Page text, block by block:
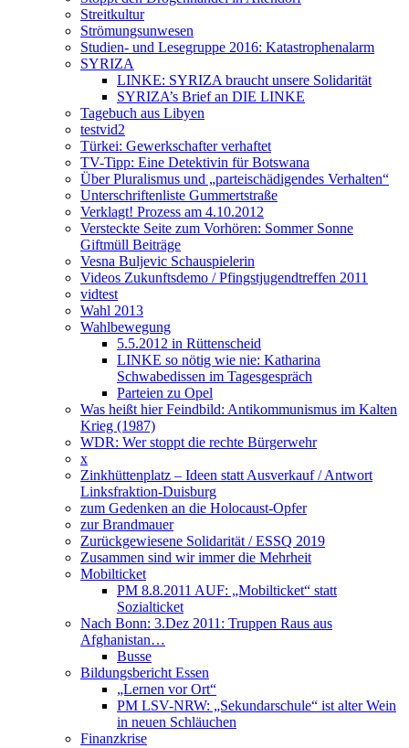
Streitkultur
Strömungsunwesen
Studien- und Lesegruppe 2016: Katastrophenalarm
SYRIZA
LINKE: SYRIZA braucht unsere Solidarität
SYRIZA’s Brief an DIE LINKE
Tagebuch aus Libyen
testvid2
Türkei: Gewerkschafter verhaftet
TV-Tipp: Eine Detektivin für Botswana
Über Pluralismus und „parteischädigendes Verhalten“
Unterschriftenliste Gummertstraße
Verklagt! Prozess am 4.10.2012
Versteckte Seite zum Vorhören: Sommer Sonne
Giftmüll Beiträge
Vesna Buljevic Schauspielerin
Videos Zukunftsdemo / Pfingstjugendtreffen 2011
vidtest
Wahl 2013
Wahlbewegung
5.5.2012 in Rüttenscheid
LINKE so nötig wie nie: Katharina
Schwabedissen im Tagesgespräch
Parteien zu Opel
Was heißt hier Feindbild: Antikommunismus im Kalten
Krieg (1987)
WDR: Wer stoppt die rechte Bürgerwehr
x
Zinkhüttenplatz – Ideen statt Ausverkauf / Antwort
Linksfraktion-Duisburg
zum Gedenken an die Holocaust-Opfer
zur Brandmauer
Zurückgewiesene Solidarität / ESSQ 2019
Zusammen sind wir immer die Mehrheit
Mobilticket
PM 8.8.2011 AUF: „Mobilticket“ statt
Sozialticket
Nach Bonn: 3.Dez 2011: Truppen Raus aus
Afghanistan…
Busse
Bildungsbericht Essen
„Lernen vor Ort“
PM LSV-NRW: „Sekundarschule“ ist alter Wein
in neuen Schläuchen
Finanzkrise